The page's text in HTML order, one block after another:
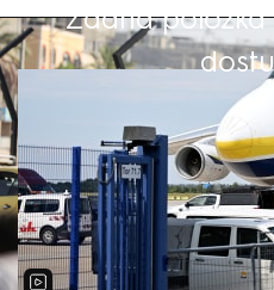
Žádná položka
Výběr redakce